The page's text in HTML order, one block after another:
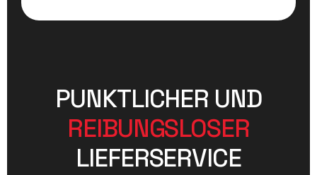
PUNKTLICHER UND
REIBUNGSLOSER
LIEFERSERVICE